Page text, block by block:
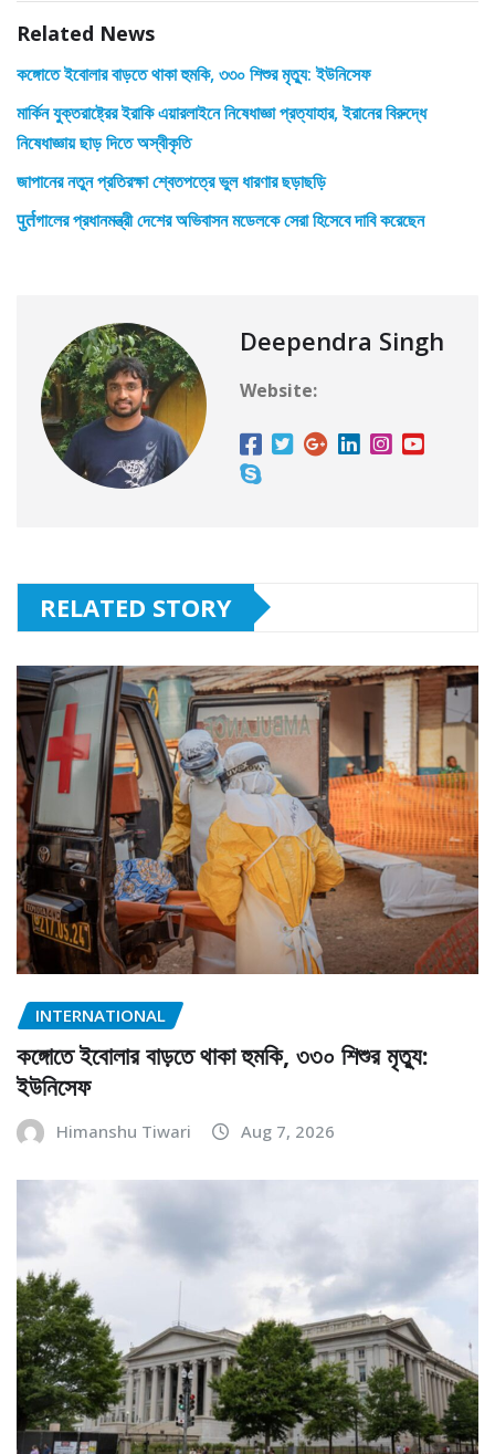
Related News
কঙ্গোতে ইবোলার বাড়তে থাকা হুমকি, ৩৩০ শিশুর মৃত্যু: ইউনিসেফ
মার্কিন যুক্তরাষ্ট্রের ইরাকি এয়ারলাইনে নিষেধাজ্ঞা প্রত্যাহার, ইরানের বিরুদ্ধে
নিষেধাজ্ঞায় ছাড় দিতে অস্বীকৃতি
জাপানের নতুন প্রতিরক্ষা শ্বেতপত্রে ভুল ধারণার ছড়াছড়ি
पुर्तগালের প্রধানমন্ত্রী দেশের অভিবাসন মডেলকে সেরা হিসেবে দাবি করেছেন
Deependra Singh
Website:
RELATED STORY
INTERNATIONAL
কঙ্গোতে ইবোলার বাড়তে থাকা হুমকি, ৩৩০ শিশুর মৃত্যু:
ইউনিসেফ
Himanshu Tiwari Aug 7, 2026